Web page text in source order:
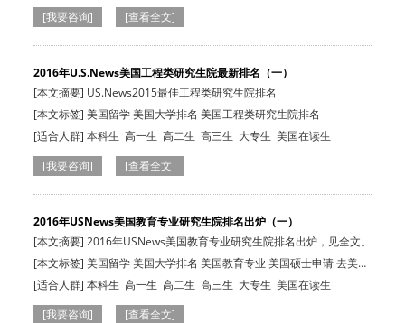
[我要咨询]
[查看全文]
2016年U.S.News美国工程类研究生院最新排名（一）
[本文摘要] US.News2015最佳工程类研究生院排名
[本文标签] 美国留学 美国大学排名 美国工程类研究生院排名
[适合人群] 本科生 高一生 高二生 高三生 大专生 美国在读生
[我要咨询]
[查看全文]
2016年USNews美国教育专业研究生院排名出炉（一）
[本文摘要] 2016年USNews美国教育专业研究生院排名出炉，见全文。
[本文标签] 美国留学 美国大学排名 美国教育专业 美国硕士申请 去美国
读研
[适合人群] 本科生 高一生 高二生 高三生 大专生 美国在读生
[我要咨询]
[查看全文]